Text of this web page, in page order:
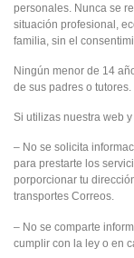
personales. Nunca se
situación profesional,
familia, sin el
Ningún menor de 14
de sus padres o tutores.
Si utilizas nuestra web
– No se solicita
para prestarte los
porporcionar tu
transportes Correos.
– No se comparte
cumplir con la ley o en